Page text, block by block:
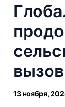
13 ноября,